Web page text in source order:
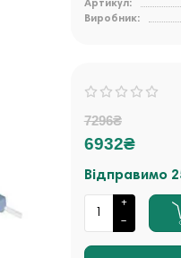
Артикул:
Виробник:
7296₴
6932₴
Відправимо